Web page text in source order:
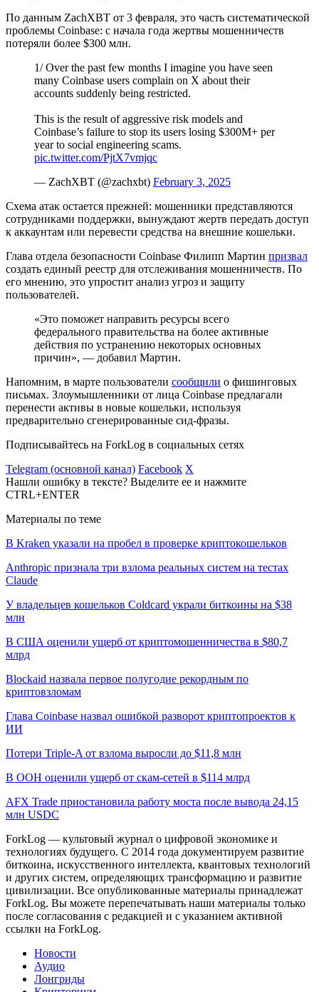
По данным ZachXBT от 3 февраля, это часть систематической
проблемы Coinbase: с начала года жертвы мошенничеств
потеряли более $300 млн.
1/ Over the past few months I imagine you have seen
many Coinbase users complain on X about their
accounts suddenly being restricted.
This is the result of aggressive risk models and
Coinbase’s failure to stop its users losing $300M+ per
year to social engineering scams.
pic.twitter.com/PjtX7vmjqc
— ZachXBT (@zachxbt) February 3, 2025
Схема атак остается прежней: мошенники представляются
сотрудниками поддержки, вынуждают жертв передать доступ
к аккаунтам или перевести средства на внешние кошельки.
Глава отдела безопасности Coinbase Филипп Мартин призвал
создать единый реестр для отслеживания мошенничеств. По
его мнению, это упростит анализ угроз и защиту
пользователей.
«Это поможет направить ресурсы всего
федерального правительства на более активные
действия по устранению некоторых основных
причин», — добавил Мартин.
Напомним, в марте пользователи сообщили о фишинговых
письмах. Злоумышленники от лица Coinbase предлагали
перенести активы в новые кошельки, используя
предварительно сгенерированные сид-фразы.
Подписывайтесь на ForkLog в социальных сетях
Telegram (основной канал) Facebook X
Нашли ошибку в тексте? Выделите ее и нажмите
CTRL+ENTER
Материалы по теме
В Kraken указали на пробел в проверке криптокошельков
Anthropic признала три взлома реальных систем на тестах
Claude
У владельцев кошельков Coldcard украли биткоины на $38
млн
В США оценили ущерб от криптомошенничества в $80,7
млрд
Blockaid назвала первое полугодие рекордным по
криптовзломам
Глава Coinbase назвал ошибкой разворот криптопроектов к
ИИ
Потери Triple-A от взлома выросли до $11,8 млн
В ООН оценили ущерб от скам-сетей в $114 млрд
AFX Trade приостановила работу моста после вывода 24,15
млн USDC
ForkLog — культовый журнал о цифровой экономике и
технологиях будущего. С 2014 года документируем развитие
биткоина, искусственного интеллекта, квантовых технологий
и других систем, определяющих трансформацию и развитие
цивилизации. Все опубликованные материалы принадлежат
ForkLog. Вы можете перепечатывать наши материалы только
после согласования с редакцией и с указанием активной
ссылки на ForkLog.
Новости
Аудио
Лонгриды